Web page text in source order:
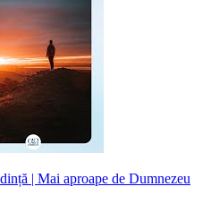
| Mai aproape de Dumnezeu